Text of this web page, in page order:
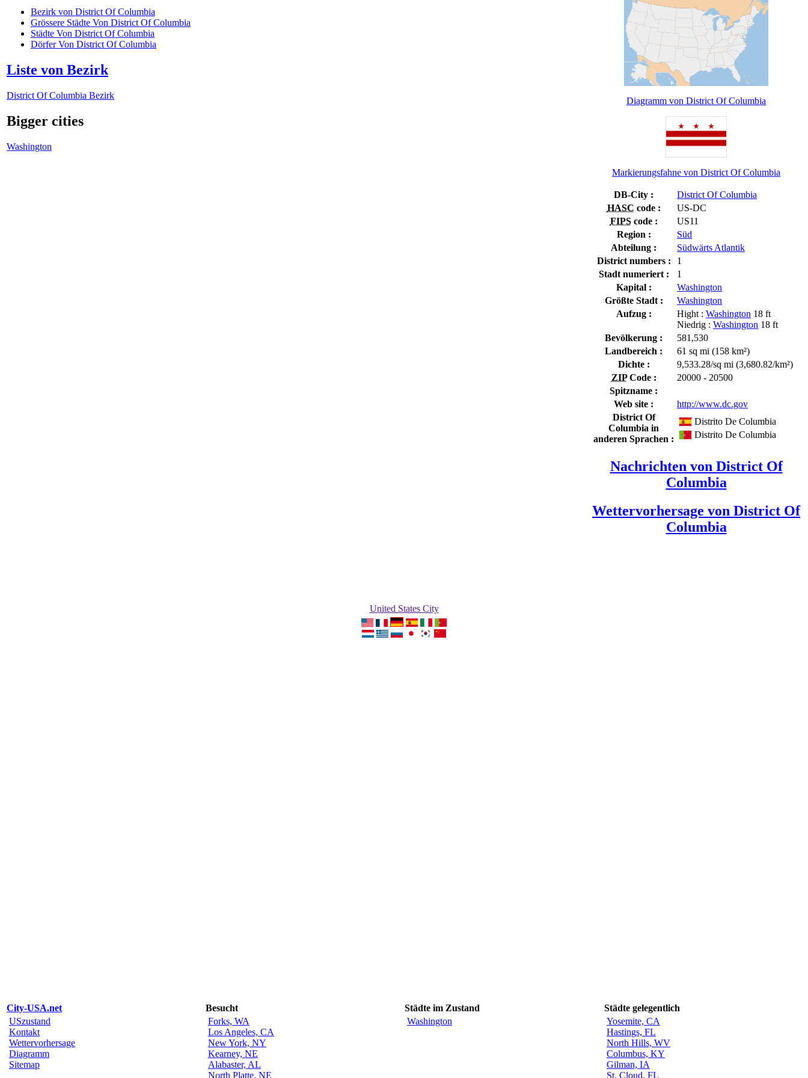
Bezirk von District Of Columbia
Grössere Städte Von District Of Columbia
Städte Von District Of Columbia
Dörfer Von District Of Columbia
Liste von Bezirk
District Of Columbia Bezirk
Bigger cities
Washington
Diagramm von District Of Columbia
Markierungsfahne von District Of Columbia
DB-City :
District Of Columbia
HASC code :
US-DC
FIPScode :
US11
Region :
Süd
Abteilung :
Südwärts Atlantik
District numbers :
1
Stadt numeriert :
1
Kapital :
Washington
Größte Stadt :
Washington
Aufzug :
Hight : Washington 18 ft
Niedrig : Washington 18 ft
Bevölkerung :
581,530
Landbereich :
61 sq mi (158 km²)
Dichte :
9,533.28/sq mi (3,680.82/km²)
ZIPCode :
20000 - 20500
Spitzname :
Web site :
http://www.dc.gov
District Of
Columbia in
anderen Sprachen :
Distrito De Columbia
Distrito De Columbia
Nachrichten von District Of
Columbia
Wettervorhersage von District Of
Columbia
United States City
City-USA.net Besucht Städte im Zustand
Städte gelegentlich
USzustand
Kontakt
Wettervorhersage
Diagramm
Sitemap
Forks, WA
Los Angeles, CA
New York, NY
Kearney, NE
Alabaster, AL
North Platte, NE
Washington
Yosemite, CA
Hastings, FL
North Hills, WV
Columbus, KY
Gilman, IA
St. Cloud, FL